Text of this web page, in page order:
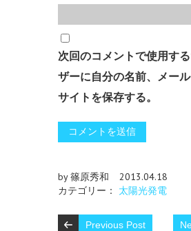
次回のコメントで使用す
ザーに自分の名前、メール
サイトを保存する。
by 篠原秀和
2013.04.18
カテゴリー： 太陽光発電
Previous Post